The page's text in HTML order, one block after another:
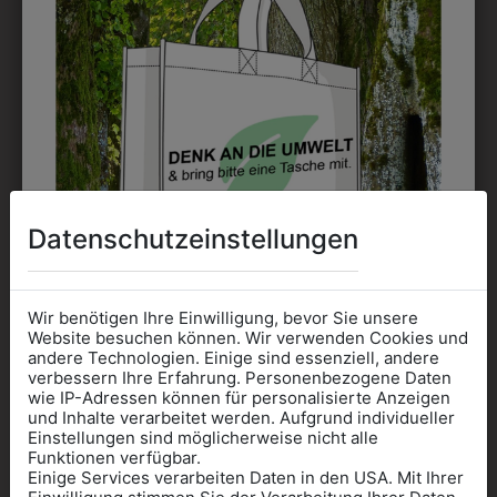
308255704
DAMEN
SCHLUPFKASACK
€ 49,90
30870505
DAMENKASACK
€ 55,90
Datenschutzeinstellungen
Wir benötigen Ihre Einwilligung, bevor Sie unsere
Website besuchen können. Wir verwenden Cookies und
andere Technologien. Einige sind essenziell, andere
verbessern Ihre Erfahrung. Personenbezogene Daten
wie IP-Adressen können für personalisierte Anzeigen
und Inhalte verarbeitet werden. Aufgrund individueller
Einstellungen sind möglicherweise nicht alle
Funktionen verfügbar.
Einige Services verarbeiten Daten in den USA. Mit Ihrer
Informationen wenn Sie
Kleidung
für die SCHULE